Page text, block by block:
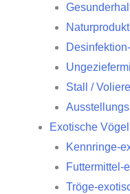
Stall /
Exotische Vögel
Kennringe-
Futtermittel-
Tröge-